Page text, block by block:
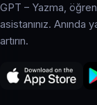
GPT – Yazma,
asistanınız. Anında
artırın.